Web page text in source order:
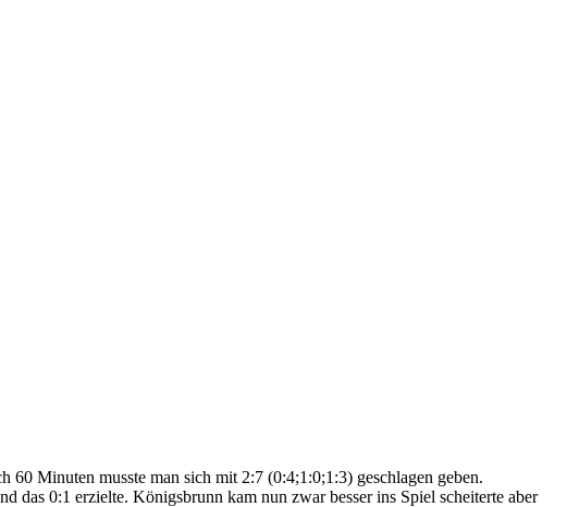
Minuten musste man sich mit 2:7 (0:4;1:0;1:3) geschlagen geben.
das 0:1 erzielte. Königsbrunn kam nun zwar besser ins Spiel scheiterte aber